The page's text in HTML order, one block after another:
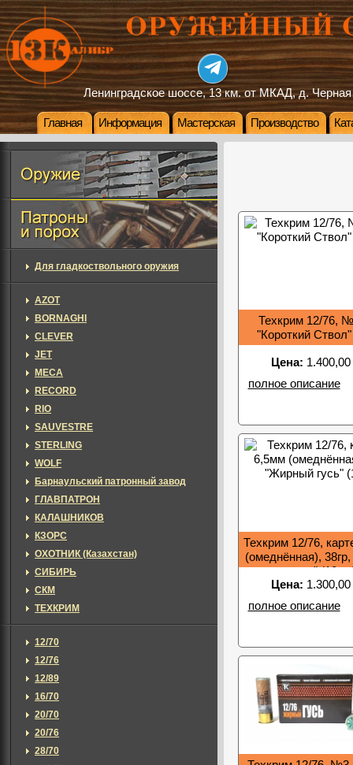
Ленинградское шоссе, 13 км. от МКАД, д. Черная
Главная Информация Мастерская Производство
Техкрим 12/76,
"Короткий
Цена:
полное описание
Техкрим 12/76,
(омеднённая),
гусь"
Цена:
полное описание
Для гладкоствольного оружия
AZOT
BORNAGHI
CLEVER
JET
MECA
RECORD
RIO
SAUVESTRE
STERLING
WOLF
Барнаульский патронный завод
ГЛАВПАТРОН
КАЛАШНИКОВ
КЗОРС
ОХОТНИК (Казахстан)
СИБИРЬ
СКМ
ТЕХКРИМ
12/70
12/76
12/89
16/70
20/70
20/76
28/70